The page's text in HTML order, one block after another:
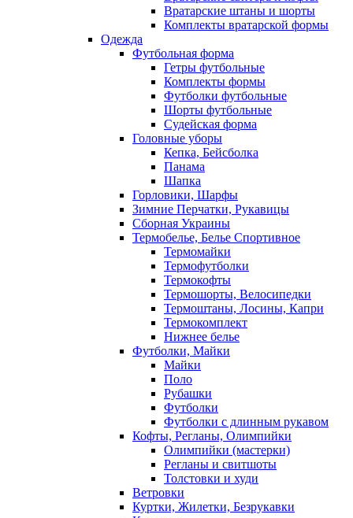
Вратарские штаны и шорты
Комплекты вратарской формы
Одежда
Футбольная форма
Гетры футбольные
Комплекты формы
Футболки футбольные
Шорты футбольные
Судейская форма
Головные уборы
Кепка, Бейсболка
Панама
Шапка
Горловики, Шарфы
Зимние Перчатки, Рукавицы
Сборная Украины
Термобелье, Белье Спортивное
Термомайки
Термофутболки
Термокофты
Термошорты, Велосипедки
Термоштаны, Лосины, Капри
Термокомплект
Нижнее белье
Футболки, Майки
Майки
Поло
Рубашки
Футболки
Футболки с длинным рукавом
Кофты, Регланы, Олимпийки
Олимпийки (мастерки)
Регланы и свитшоты
Толстовки и худи
Ветровки
Куртки, Жилетки, Безрукавки